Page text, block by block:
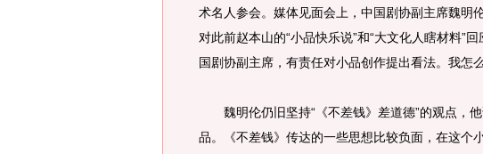
术名人参会。媒体见面会上，中国剧协副主席魏明
对此前赵本山的“小品快乐说”和“大文化人瞎材料”
国剧协副主席，有责任对小品创作提出看法。我怎
魏明伦仍旧坚持“《不差钱》差道德”的观点，他
品。《不差钱》传达的一些思想比较负面，在这个